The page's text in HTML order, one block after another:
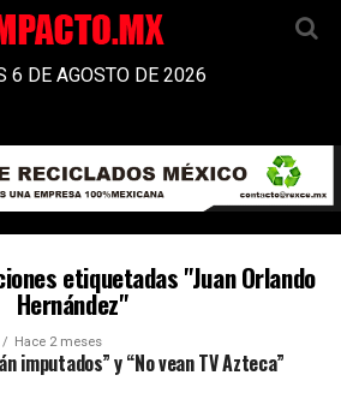
6 DE AGOSTO DE 2026
etiquetadas "Juan Orlando
Hernández"
Hace 2 meses
imputados” y “No vean TV Azteca”